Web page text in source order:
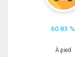
60.83 %
À pied